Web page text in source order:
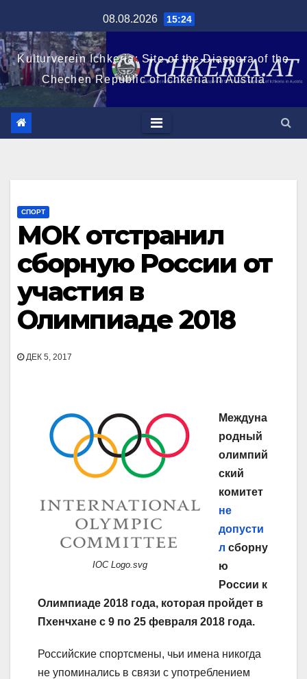
к
содержимому
08.08.2026 15:24
Kulturverein Ichkeria: Site of the Diaspora of the
Chechen Republic of Ichkeria in Austria
СПОРТ
МОК отстранил
сборную России от
участия в
Олимпиаде 2018
ДЕК 5, 2017
IOC Logo.svg
Междуна
родный
олимпий
ский
комитет
не
допусти
л сборну
ю
России к
Олимпиаде 2018 года, которая пройдет в
Пхенчхане с 9 по 25 февраля 2018 года.
Российские спортсмены, чьи имена никогда
не упоминались в связи с употреблением